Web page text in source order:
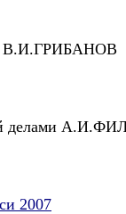
В.И.ГРИБАНОВ
делами
2007